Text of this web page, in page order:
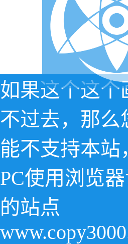
如果这个这个
不过去，那么
能不支持本站
PC使用浏览
的站点